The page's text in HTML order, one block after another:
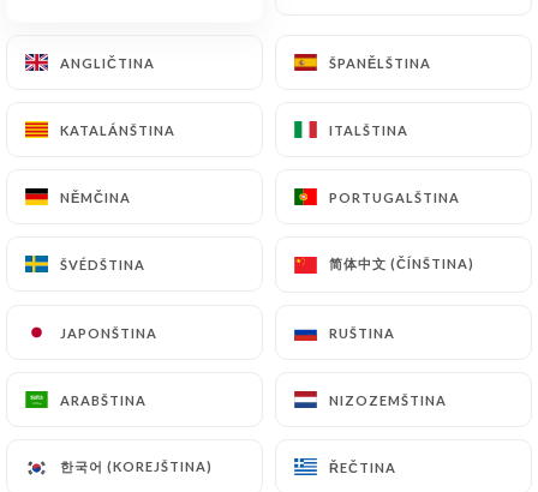
ANGLIČTINA ŠPANĚLŠTINA
KATALÁNŠTINA ITALŠTINA
NĚMČINA PORTUGALŠTINA
ŠVÉDŠTINA 简体中文 (ČÍNŠTINA)
JAPONŠTINA RUŠTINA
ARABŠTINA NIZOZEMŠTINA
한국어 (KOREJŠTINA) ŘEČTINA
Kontakt
ANGLIČTINA ŠPANĚLŠTINA
KATALÁNŠTINA ITALŠTINA
NĚMČINA PORTUGALŠTINA
ŠVÉDŠTINA 简体中文 (ČÍNŠTINA)
JAPONŠTINA RUŠTINA
ARABŠTINA NIZOZEMŠTINA
한국어 (KOREJŠTINA) ŘEČTINA